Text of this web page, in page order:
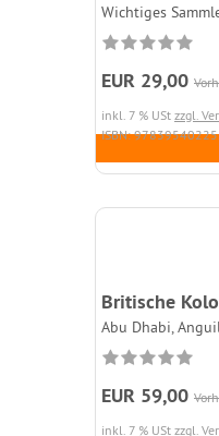
Wichtiges
EUR 29,00
inkl. 7 % USt zzgl.
ISBN:
Britische
Abu Dhabi,
EUR 59,00
inkl. 7 % USt zzgl.